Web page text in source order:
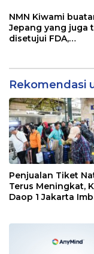
NMN Kiwami
Jepang yang juga
disetujui FDA,
penjualan
membuka
Rekomendasi
Penjualan Tiket
Terus Meningkat,
Daop 1 Jakarta